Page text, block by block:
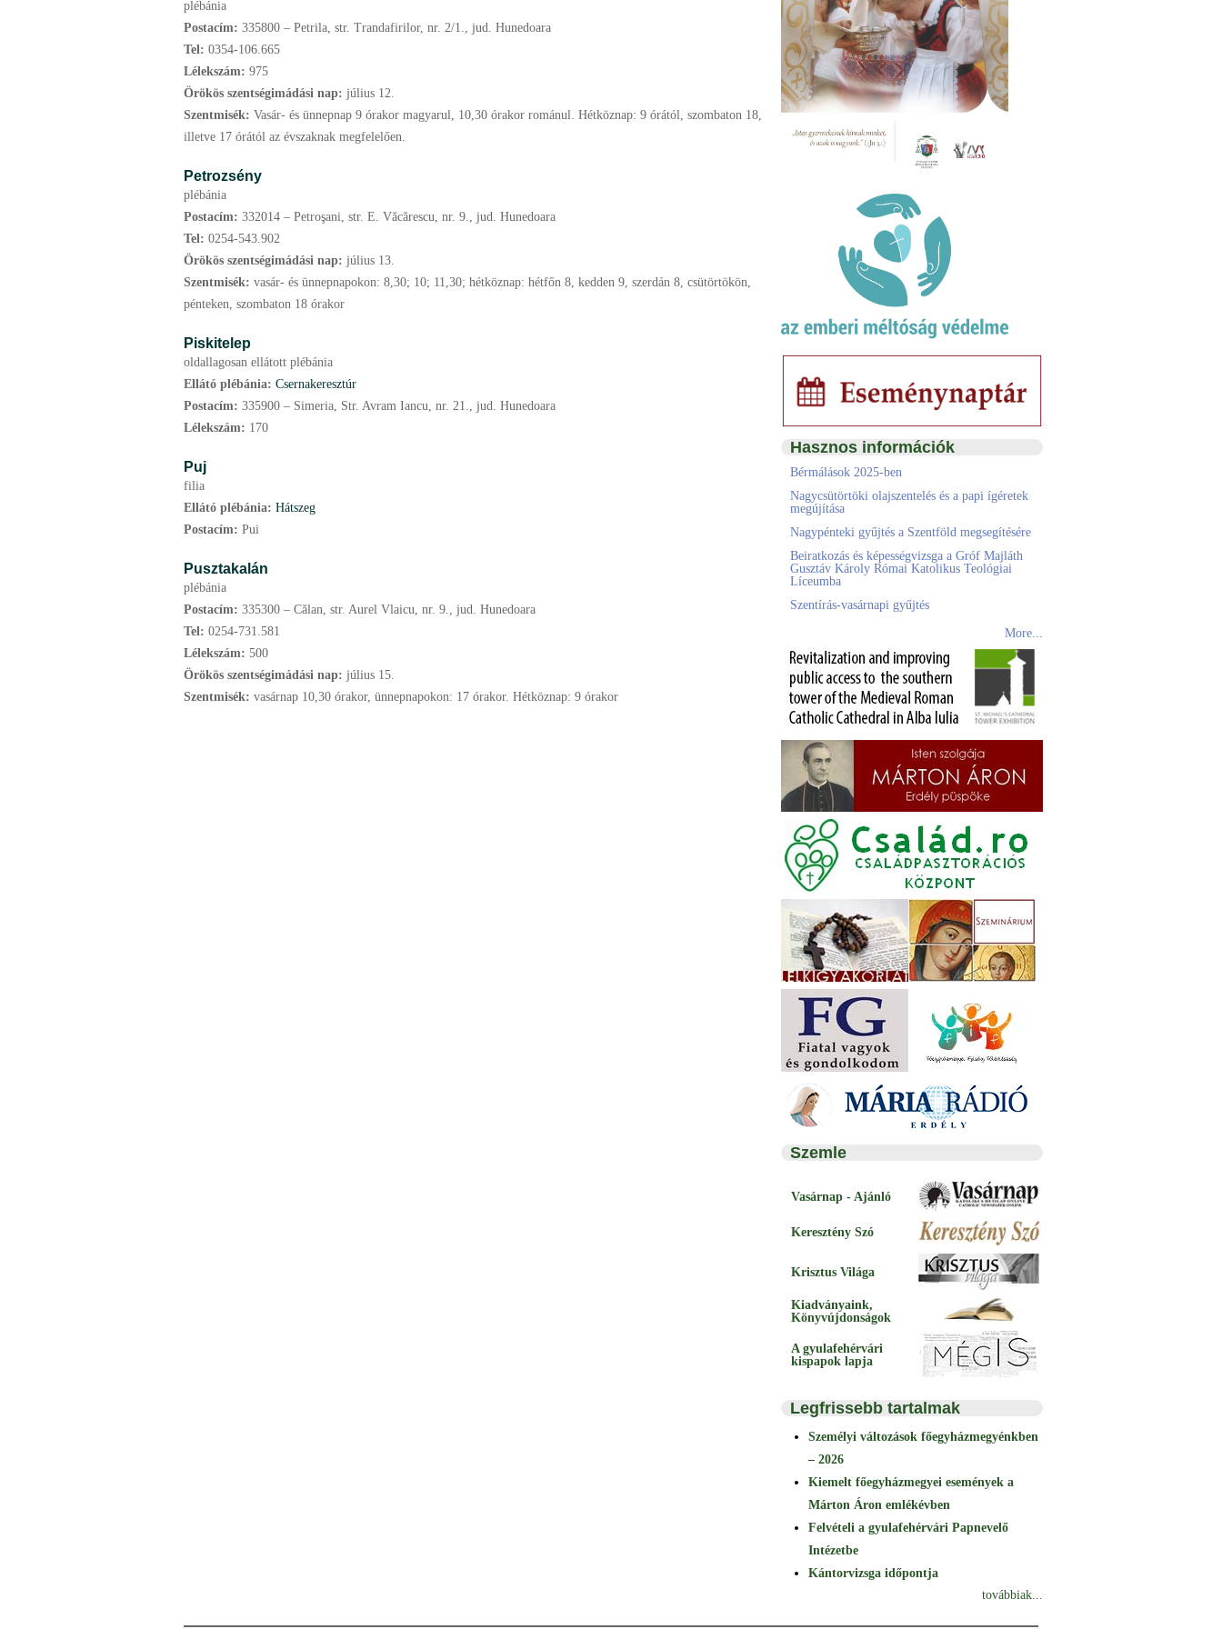
plébánia
Postacím: 335800 – Petrila, str. Trandafirilor, nr. 2/1., jud. Hunedoara
Tel: 0354-106.665
Lélekszám: 975
Örökös szentségimádási nap: július 12.
Szentmisék: Vasár- és ünnepnap 9 órakor magyarul, 10,30 órakor románul. Hétköznap: 9 órától, szombaton 18,
illetve 17 órától az évszaknak megfelelően.
Petrozsény
plébánia
Postacím: 332014 – Petroşani, str. E. Văcărescu, nr. 9., jud. Hunedoara
Tel: 0254-543.902
Örökös szentségimádási nap: július 13.
Szentmisék: vasár- és ünnepnapokon: 8,30; 10; 11,30; hétköznap: hétfőn 8, kedden 9, szerdán 8, csütörtökön,
pénteken, szombaton 18 órakor
Piskitelep
oldallagosan ellátott plébánia
Ellátó plébánia: Csernakeresztúr
Postacím: 335900 – Simeria, Str. Avram Iancu, nr. 21., jud. Hunedoara
Lélekszám: 170
Puj
filia
Ellátó plébánia: Hátszeg
Postacím: Pui
Pusztakalán
plébánia
Postacím: 335300 – Călan, str. Aurel Vlaicu, nr. 9., jud. Hunedoara
Tel: 0254-731.581
Lélekszám: 500
Örökös szentségimádási nap: július 15.
Szentmisék: vasárnap 10,30 órakor, ünnepnapokon: 17 órakor. Hétköznap: 9 órakor
Hasznos információk
Bérmálások 2025-ben
Nagycsütörtöki olajszentelés és a papi ígéretek
megújítása
Nagypénteki gyűjtés a Szentföld megsegítésére
Beiratkozás és képességvizsga a Gróf Majláth
Gusztáv Károly Római Katolikus Teológiai
Líceumba
Szentírás-vasárnapi gyűjtés
More...
Szemle
Vasárnap - Ajánló
Keresztény Szó
Krisztus Világa
Kiadványaink,
Könyvújdonságok
A gyulafehérvári
kispapok lapja
Legfrissebb tartalmak
Személyi változások főegyházmegyénkben
– 2026
Kiemelt főegyházmegyei események a
Márton Áron emlékévben
Felvételi a gyulafehérvári Papnevelő
Intézetbe
Kántorvizsga időpontja
továbbiak...